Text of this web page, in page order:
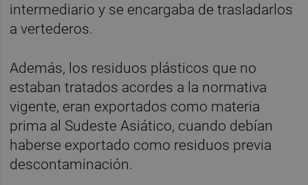
intermediario y se encargaba de trasladarlos
a vertederos.
Además, los residuos plásticos que no
estaban tratados acordes a la normativa
vigente, eran exportados como materia
prima al Sudeste Asiático, cuando debían
haberse exportado como residuos previa
descontaminación.